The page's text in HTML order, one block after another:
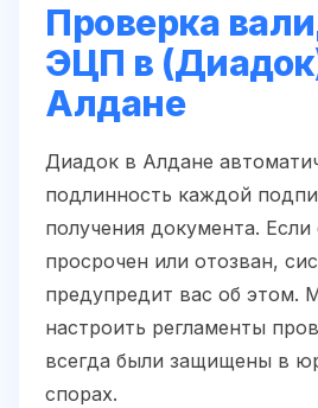
Проверка
ЭЦП в
Алдане
Диадок в Алдане
подлинность каждой
получения документа. Если
просрочен или отозван,
предупредит вас об
настроить регламенты
всегда были защищены в
спорах.